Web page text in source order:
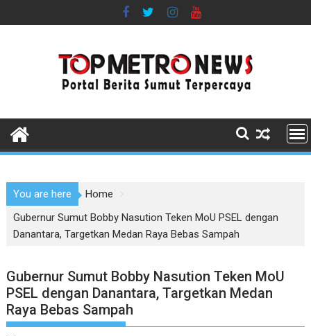
to
You are here
Home
Gubernur Sumut Bobby Nasution Teken MoU PSEL dengan
Danantara, Targetkan Medan Raya Bebas Sampah
Gubernur Sumut Bobby Nasution Teken MoU
PSEL dengan Danantara, Targetkan Medan
Raya Bebas Sampah